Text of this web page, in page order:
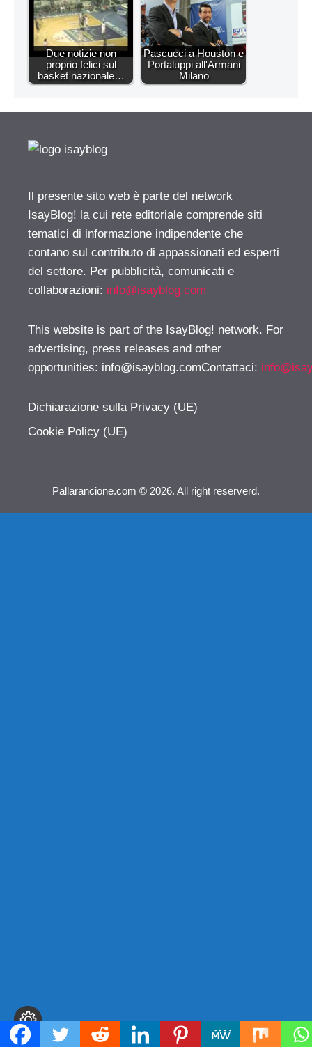
Due notizie non
proprio felici sul
basket nazionale…
Pascucci a Houston e
Portaluppi all'Armani
Milano
Il presente sito web è parte del network
IsayBlog! la cui rete editoriale comprende siti
tematici di informazione indipendente che
contano sul contributo di appassionati ed esperti
del settore. Per pubblicità, comunicati e
collaborazioni: info@isayblog.com
This website is part of the IsayBlog! network. For
advertising, press releases and other
opportunities: info@isayblog.comContattaci:
Dichiarazione sulla Privacy (UE)
Cookie Policy (UE)
Pallarancione.com © 2026. All right reserverd.